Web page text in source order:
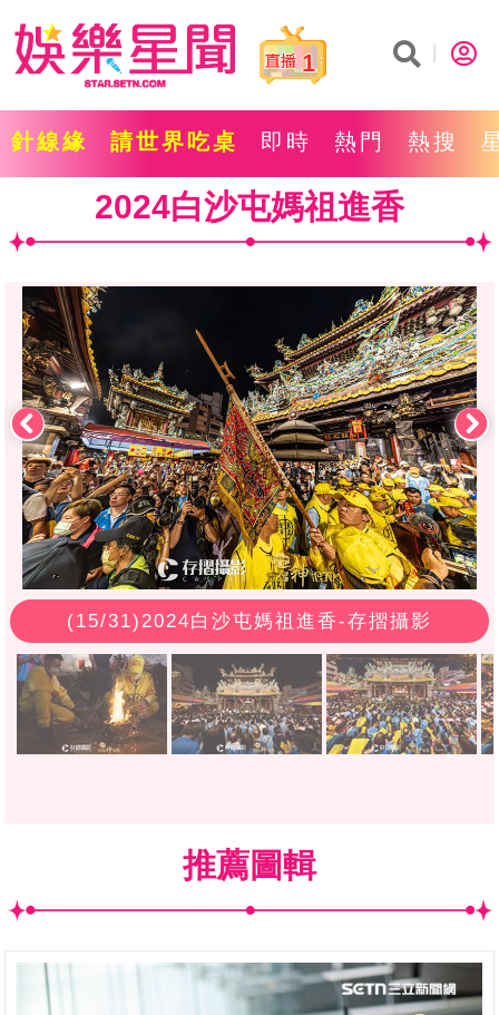
1
針線緣 請世界吃桌 即時 熱門 熱搜
2024白沙屯媽祖進香
(15/31)2024白沙屯媽祖進香-存摺攝影
推薦圖輯